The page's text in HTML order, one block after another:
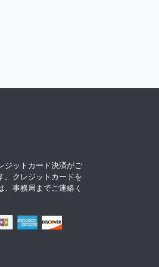
ジットカード決済がご
。クレジットカードを
、事務局までご連絡く